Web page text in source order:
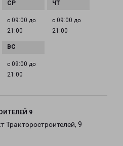
с 09:00 до
21:00
с 09:00 до
21:00
с 09:00 до
21:00
9
Тракторостроителей, 9